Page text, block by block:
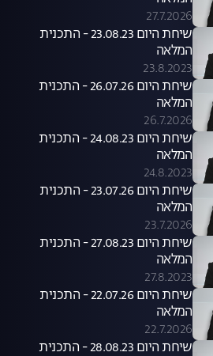
27.7.2026
שיחת היום 23.08.23 - התכנית
המלאה
23.8.2023
שיחת היום 26.07.26 - התכנית
המלאה
26.7.2026
שיחת היום 24.08.23 - התכנית
המלאה
24.8.2023
שיחת היום 23.07.26 - התכנית
המלאה
23.7.2026
שיחת היום 27.08.23 - התכנית
המלאה
27.8.2023
שיחת היום 22.07.26 - התכנית
המלאה
22.7.2026
שיחת היום 28.08.23 - התכנית